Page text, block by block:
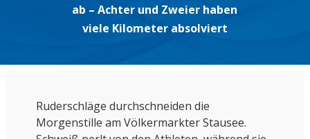
ab – Achter und Zweier haben
viele Kilometer absolviert
Ruderschläge durchschneiden die
Morgenstille am Völkermarkter Stausee.